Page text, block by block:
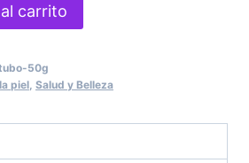
carrito
50g
piel Salud y Belleza